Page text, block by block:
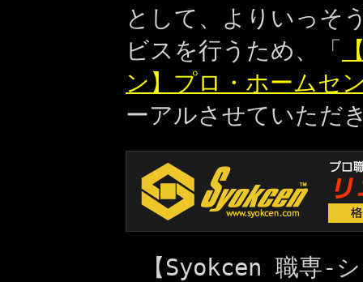
として、よりいっそ
ビスを行うため、「
ン】プロ・ホームセ
ーアルさせていただ
【Syokcen 職専-